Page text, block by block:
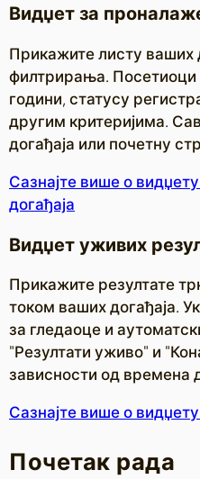
Видџет за
Прикажите листу ваших
филтрирања.
години, статусу
другим критеријима.
догађаја или почетну
Сазнајте више о
догађаја
Видџет уживих
Прикажите резултате
током ваших догађаја.
за гледаоце и
"Резултати уживо" и
зависности од времена
Сазнајте више о
Почетак рада